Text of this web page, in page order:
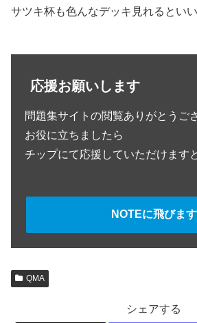
サツキ杯も色んなデッキ見れるといい
応援お願いします
問題集サイトの閲覧ありがとうご
お役に立ちましたら
チップにて応援していただけます
NOTEに飛びます
QMA
シェアする